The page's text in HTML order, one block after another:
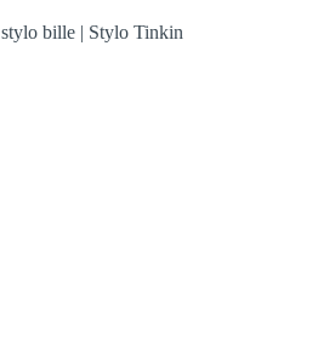
stylo bille | Stylo Tinkin